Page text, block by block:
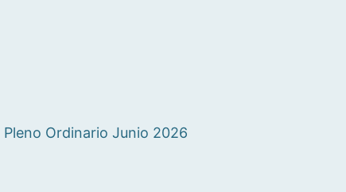
Pleno Ordinario Junio 2026